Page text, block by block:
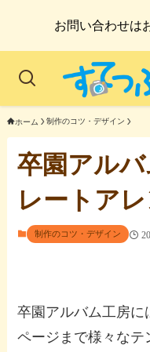
お問い合わせは
ホーム 制作のコツ・デザイン
卒園アル
レートア
制作のコツ・デザイン
卒園アルバム工房に
ページまで様々なテ